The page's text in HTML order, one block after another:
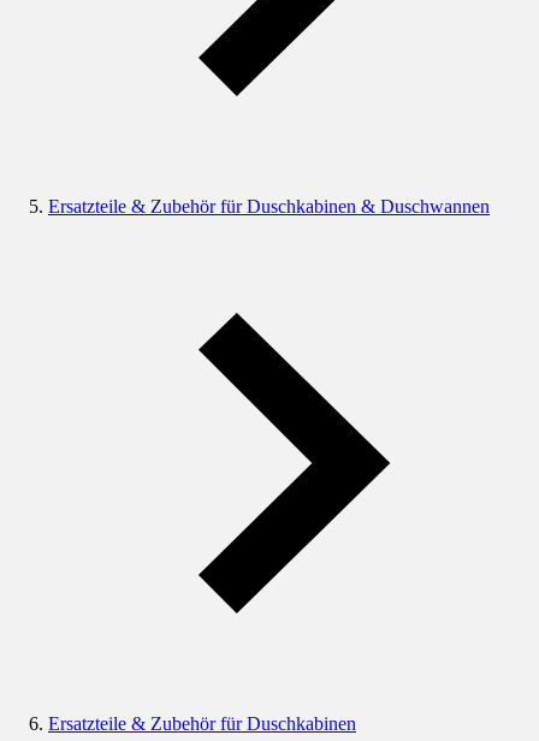
Ersatzteile & Zubehör für Duschkabinen & Duschwannen
Ersatzteile & Zubehör für Duschkabinen